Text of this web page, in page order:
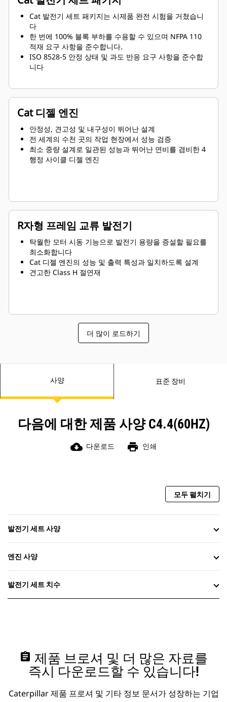
Cat 발전기 세트 패키지는 시제품 완전 시험을 거쳤습니
다
한 번에 100% 블록 부하를 수용할 수 있으며 NFPA 110
적재 요구 사항을 준수합니다.
ISO 8528-5 안정 상태 및 과도 반응 요구 사항을 준수합
니다
Cat 디젤 엔진
안정성, 견고성 및 내구성이 뛰어난 설계
전 세계의 수천 곳의 작업 현장에서 성능 검증
최소 중량 설계로 일관된 성능과 뛰어난 연비를 겸비한 4
행정 사이클 디젤 엔진
R자형 프레임 교류 발전기
탁월한 모터 시동 기능으로 발전기 용량을 증설할 필요를
최소화합니다
Cat 디젤 엔진의 성능 및 출력 특성과 일치하도록 설계
견고한 Class H 절연재
더 많이 로드하기
사양 표준 장비
다음에 대한 제품 사양 C4.4(60HZ)
cloud_download 다운로드 print 인쇄
모두 펼치기
발전기 세트 사양
엔진 사양
발전기 세트 치수
assignment 제품 브로셔 및 더 많은 자료를
즉시 다운로드할 수 있습니다!
Caterpillar 제품 프로셔 및 기타 정보 문서가 성장하는 기업